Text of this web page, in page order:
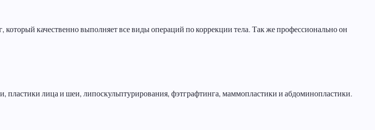
качественно выполняет все виды операций по коррекции тела. Так же профессионально он
лица и шеи, липоскульптурирования, фэтграфтинга, маммопластики и абдоминопластики.